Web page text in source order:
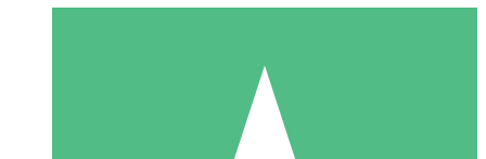
Paquetes de Créditos Individuales